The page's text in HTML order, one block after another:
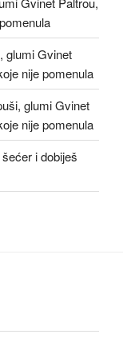
glumi Gvinet
nije pomenula
glumi Gvinet
nije pomenula
i dobiješ